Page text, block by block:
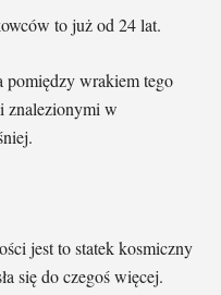
to już od 24 lat.
pomiędzy wrakiem tego
znalezionymi w
jest to statek kosmiczny
się do czegoś więcej.